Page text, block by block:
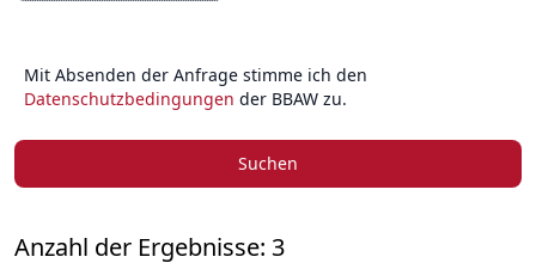
Mit Absenden der Anfrage stimme ich den
Datenschutzbedingungen der BBAW zu.
Suchen
Anzahl der Ergebnisse: 3